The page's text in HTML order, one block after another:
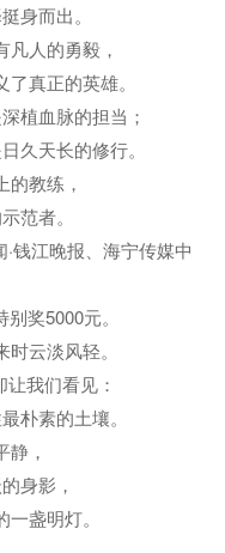
身而出。
人的勇毅，
真正的英雄。
植血脉的担当；
久天长的修行。
的教练，
范者。
钱江晚报、海宁传媒中
奖5000元。
云淡风轻。
让我们看见：
朴素的土壤。
静，
身影，
盏明灯。